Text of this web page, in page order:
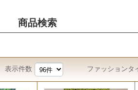
商品検索
表示件数 ファッションタ